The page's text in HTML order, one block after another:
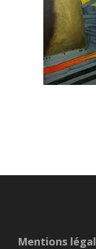
Mentions